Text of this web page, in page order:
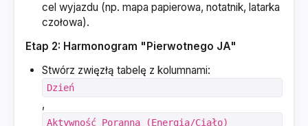
cel wyjazdu (np. mapa papierowa, notatnik, latarka
czołowa).
Etap 2: Harmonogram "Pierwotnego JA"
Stwórz zwięzłą tabelę z kolumnami:
Dzień
,
Aktywność Poranna (Energia/Ciało)